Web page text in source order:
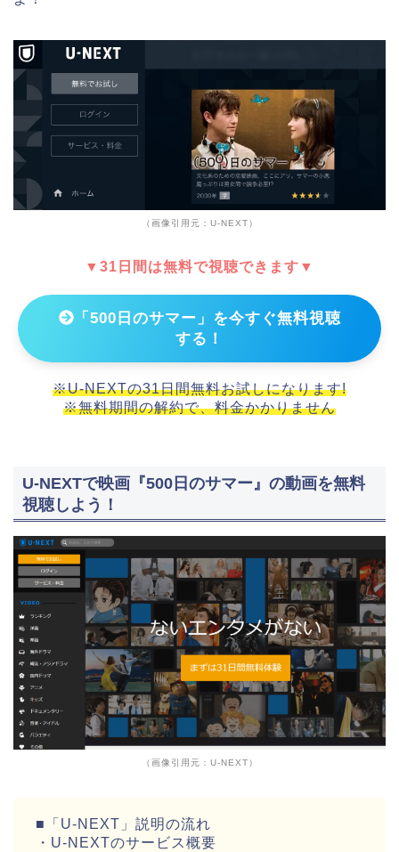
（画像引用元：U-NEXT）
▼31日間は無料で視聴できます▼
「500日のサマー」を今すぐ無料視聴
する！
※U-NEXTの31日間無料お試しになります!
※無料期間の解約で、料金かかりません
U-NEXTで映画『500日のサマー』の動画を無料
視聴しよう！
（画像引用元：U-NEXT）
■「U-NEXT」説明の流れ
・U-NEXTのサービス概要